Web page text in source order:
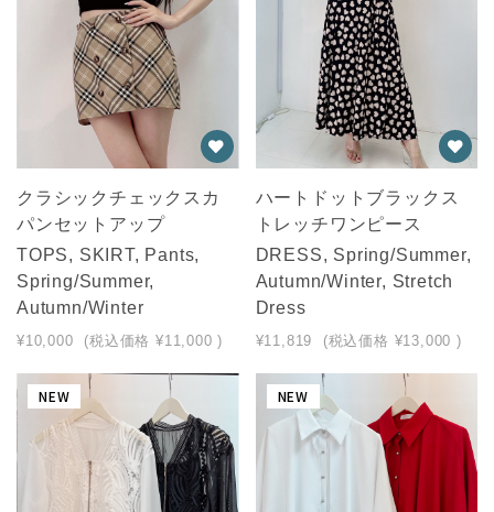
クラシックチェックスカ
パンセットアップ
TOPS, SKIRT, Pants,
Spring/Summer,
Autumn/Winter
¥10,000 (税込価格 ¥11,000 )
ハートドットブラックス
トレッチワンピース
DRESS, Spring/Summer,
Autumn/Winter, Stretch
Dress
¥11,819 (税込価格 ¥13,000 )
NEW NEW